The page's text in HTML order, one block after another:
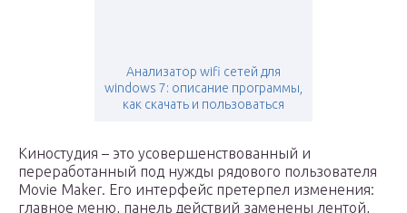
Анализатор wifi сетей для
windows 7: описание программы,
как скачать и пользоваться
Киностудия – это усовершенствованный и
переработанный под нужды рядового пользователя
Movie Maker. Его интерфейс претерпел изменения:
главное меню, панель действий заменены лентой,